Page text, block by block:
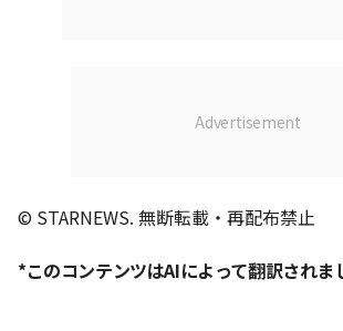
© STARNEWS. 無断転載・再配布禁止
*このコンテンツはAIによって翻訳されま